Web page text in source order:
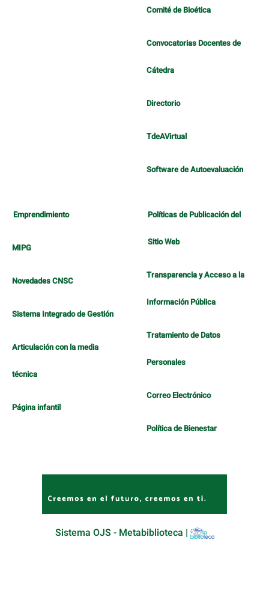
Comité de Bioética
Convocatorias Docentes de
Cátedra
Directorio
TdeAVirtual
Software de Autoevaluación
Emprendimiento
MIPG
Novedades CNSC
Sistema Integrado de Gestión
Articulación con la media
técnica
Página infantil
Políticas de Publicación del
Sitio Web
Transparencia y Acceso a la
Información Pública
Tratamiento de Datos
Personales
Correo Electrónico
Política de Bienestar
Sistema OJS - Metabiblioteca |